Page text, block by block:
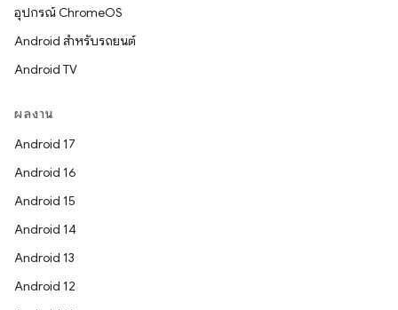
อุปกรณ์ ChromeOS
Android สำหรับรถยนต์
Android TV
ผลงาน
Android 17
Android 16
Android 15
Android 14
Android 13
Android 12